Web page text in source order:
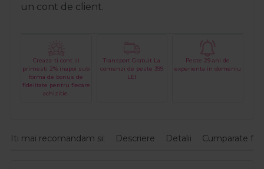
un cont de client.
Creaza-ti cont si
primesti 2% inapoi sub
forma de bonus de
fidelitate pentru fiecare
achizitie.
Transport Gratuit La
comenzi de peste 399
LEI
Peste 29 ani de
experienta in domeniu
Iti mai recomandam si: Descriere Detalii Cumparate